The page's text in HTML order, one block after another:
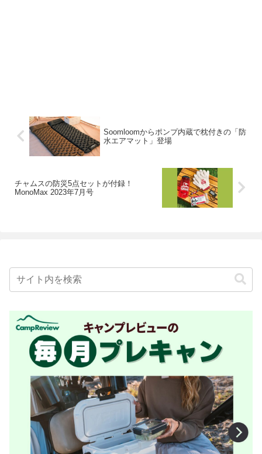
Soomloomからポンプ内蔵で枕付きの「防
水エアマット」登場
チャムスの防災5点セットが付録！
MonoMax 2023年7月号